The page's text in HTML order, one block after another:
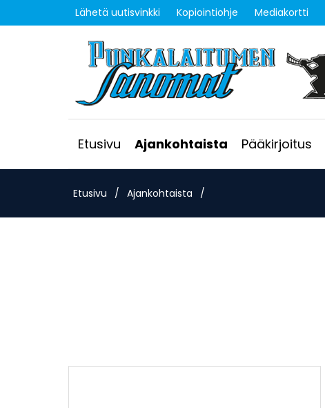
Lähetä uutisvinkki Kopiointiohje Mediakortti
Etusivu Ajankohtaista Pääkirjoitus
Etusivu / Ajankohtaista /